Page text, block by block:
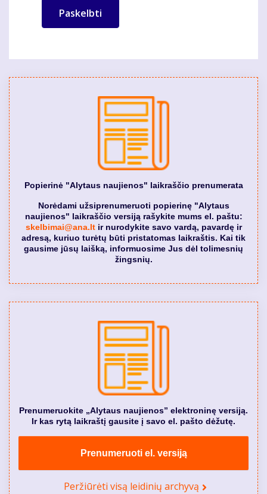
Popierinė "Alytaus naujienos" laikraščio prenumerata
Norėdami užsiprenumeruoti popierinę "Alytaus
naujienos" laikraščio versiją rašykite mums el. paštu:
skelbimai@ana.ltir nurodykite savo vardą, pavardę ir
adresą, kuriuo turėtų būti pristatomas laikraštis. Kai tik
gausime jūsų laišką, informuosime Jus dėl tolimesnių
žingsnių.
Prenumeruokite „Alytaus naujienos” elektroninę versiją.
Ir kas rytą laikraštį gausite į savo el. pašto dėžutę.
Prenumeruoti el. versiją
Peržiūrėti visą leidinių archyvą